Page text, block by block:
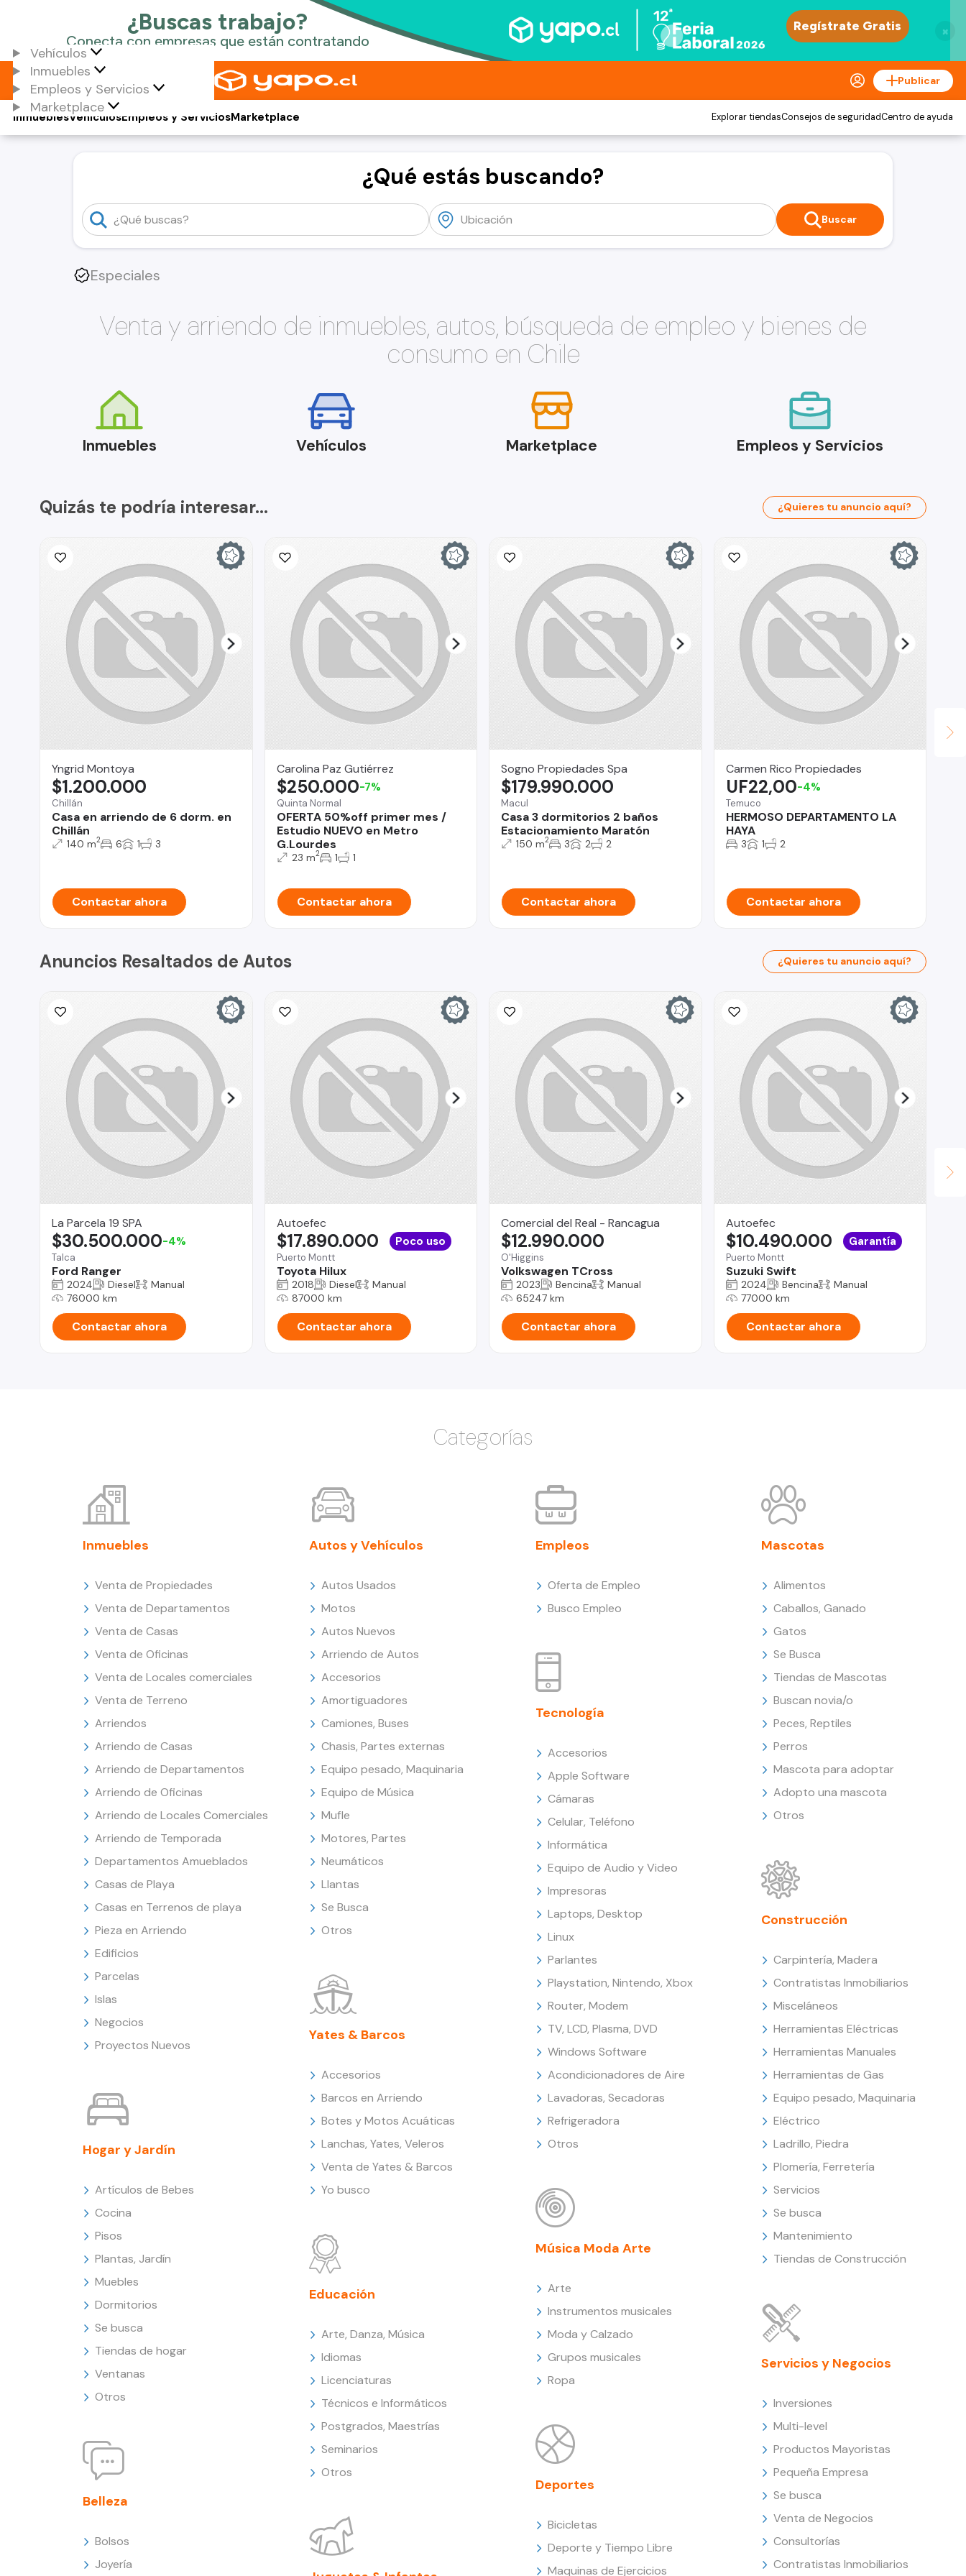
×
Vehículos
Inmuebles
Empleos y Servicios
Marketplace
Publicar
Vehículos
Inmuebles Empleos y ServiciosMarketplace Explorar tiendasConsejos de seguridadCentro de ayuda
¿Qué estás buscando?
Buscar
Especiales
Venta y arriendo de inmuebles, autos, búsqueda de empleo y bienes de
consumo en Chile
Inmuebles Vehículos Marketplace Empleos y Servicios
Quizás te podría interesar... ¿Quieres tu anuncio aquí?
Yngrid Montoya
Chillán
Casa en arriendo de 6 dorm. en
Chillán
$1.200.000
140 m2 6 1 3
Contactar ahora
Carolina Paz Gutiérrez
Quinta Normal
OFERTA 50%off primer mes /
Estudio NUEVO en Metro
G.Lourdes
$250.000-7%
23 m2 1 1
Contactar ahora
Sogno Propiedades Spa
Macul
Casa 3 dormitorios 2 baños
Estacionamiento Maratón
$179.990.000
150 m2 3 2 2
Contactar ahora
Carmen Rico Propiedades
Temuco
HERMOSO DEPARTAMENTO LA
HAYA
UF22,00-4%
3 1 2
Contactar ahora
Anuncios Resaltados de Autos ¿Quieres tu anuncio aquí?
La Parcela 19 SPA
Talca
Ford Ranger
$30.500.000-4%
2024 Diesel
Manual
76000 km
Contactar ahora
Autoefec
Puerto Montt
Toyota Hilux
$17.890.000 Poco uso
2018 Diesel
Manual
87000 km
Contactar ahora
Comercial del Real - Rancagua
O'Higgins
Volkswagen TCross
$12.990.000
2023 Bencina
Manual
65247 km
Contactar ahora
Autoefec
Puerto Montt
Suzuki Swift
$10.490.000 Garantía
2024 Bencina
Manual
77000 km
Contactar ahora
Categorías
Inmuebles
Venta de Propiedades
Venta de Departamentos
Venta de Casas
Venta de Oficinas
Venta de Locales comerciales
Venta de Terreno
Arriendos
Arriendo de Casas
Arriendo de Departamentos
Arriendo de Oficinas
Arriendo de Locales Comerciales
Arriendo de Temporada
Departamentos Amueblados
Casas de Playa
Casas en Terrenos de playa
Pieza en Arriendo
Edificios
Parcelas
Islas
Negocios
Proyectos Nuevos
Hogar y Jardín
Artículos de Bebes
Cocina
Pisos
Plantas, Jardín
Muebles
Dormitorios
Se busca
Tiendas de hogar
Ventanas
Otros
Belleza
Bolsos
Joyería
Autos y Vehículos
Autos Usados
Motos
Autos Nuevos
Arriendo de Autos
Accesorios
Amortiguadores
Camiones, Buses
Chasis, Partes externas
Equipo pesado, Maquinaria
Equipo de Música
Mufle
Motores, Partes
Neumáticos
Llantas
Se Busca
Otros
Yates & Barcos
Accesorios
Barcos en Arriendo
Botes y Motos Acuáticas
Lanchas, Yates, Veleros
Venta de Yates & Barcos
Yo busco
Educación
Arte, Danza, Música
Idiomas
Licenciaturas
Técnicos e Informáticos
Postgrados, Maestrías
Seminarios
Otros
Empleos
Oferta de Empleo
Busco Empleo
Tecnología
Accesorios
Apple Software
Cámaras
Celular, Teléfono
Informática
Equipo de Audio y Video
Impresoras
Laptops, Desktop
Linux
Parlantes
Playstation, Nintendo, Xbox
Router, Modem
TV, LCD, Plasma, DVD
Windows Software
Acondicionadores de Aire
Lavadoras, Secadoras
Refrigeradora
Otros
Música Moda Arte
Arte
Instrumentos musicales
Moda y Calzado
Grupos musicales
Ropa
Deportes
Bicicletas
Deporte y Tiempo Libre
Maquinas de Ejercicios
Mascotas
Alimentos
Caballos, Ganado
Gatos
Se Busca
Tiendas de Mascotas
Buscan novia/o
Peces, Reptiles
Perros
Mascota para adoptar
Adopto una mascota
Otros
Construcción
Carpintería, Madera
Contratistas Inmobiliarios
Misceláneos
Herramientas Eléctricas
Herramientas Manuales
Herramientas de Gas
Equipo pesado, Maquinaria
Eléctrico
Ladrillo, Piedra
Plomería, Ferretería
Servicios
Se busca
Mantenimiento
Tiendas de Construcción
Servicios y Negocios
Inversiones
Multi-level
Productos Mayoristas
Pequeña Empresa
Se busca
Venta de Negocios
Consultorías
Contratistas Inmobiliarios